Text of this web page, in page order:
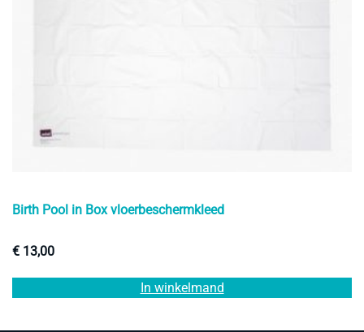
Birth Pool in Box vloerbeschermkleed
€ 13,00
In winkelmand